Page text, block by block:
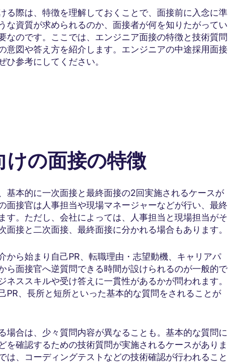
る際は、特徴を理解しておくことで、面接前に入念に準
な資質が求められるのか、面接者が何を知りたがってい
なのです。ここでは、エンジニア面接の特徴と技術質問
意図や答え方を紹介します。エンジニアの中途採用面接
ひ参考にしてください。
けの面接の特徴
基本的に一次面接と最終面接の2回実施されるケースが
面接官は人事担当や現場マネージャーなどが行い、最終
す。ただし、会社によっては、人事担当と現場担当がそ
面接と二次面接、最終面接に分かれる場合もあります。
から始まり自己PR、転職理由・志望動機、キャリアパ
ら面接官へ逆質問できる時間が設けられるのが一般的で
ネススキルや受け答えに一貫性があるかが問われます。
PR、長所と短所といった基本的な質問をされることが
場合は、少々質問内容が異なることも。基本的な質問に
を確認するための技術質問が実施されるケースがありま
は、コーディングテストなどの技術確認が行われること